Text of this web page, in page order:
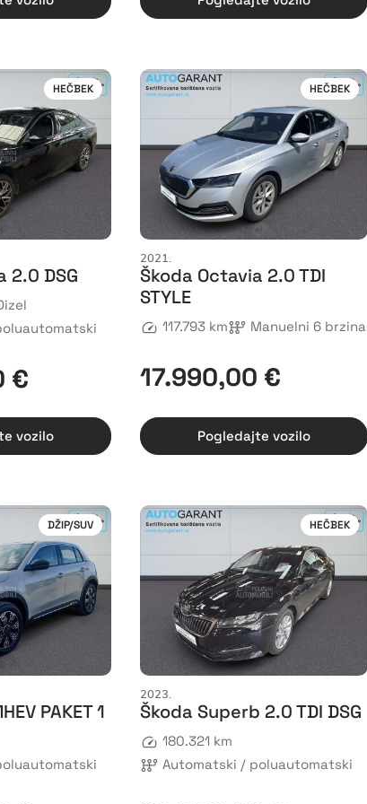
HEČBEK
2.0 DSG
€
vozilo
HEČBEK
2021.
Škoda Octavia 2.0 TDI
STYLE
117.793 km Manuelni 6 brzina
17.990,00 €
Pogledajte vozilo
DŽIP/SUV
PAKET 1
HEČBEK
2023.
Škoda Superb 2.0 TDI DSG
180.321 km
Automatski / poluautomatski